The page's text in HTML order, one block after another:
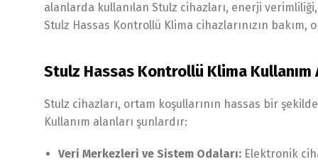
alanlarda kullanılan Stulz cihazları, enerji
Stulz Hassas Kontrollü Klima cihazlarınızın
Stulz Hassas Kontrollü Klima Kullanım
Stulz cihazları, ortam koşullarının hassas bir
Kullanım alanları şunlardır:
Veri Merkezleri ve Sistem Odaları: Elektronik